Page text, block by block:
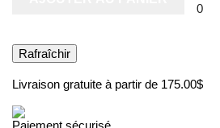
0
Livraison gratuite à partir de 175.00$
Paiement sécurisé